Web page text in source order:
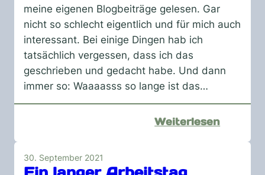
meine eigenen Blogbeiträge gelesen. Gar
nicht so schlecht eigentlich und für mich auch
interessant. Bei einige Dingen hab ich
tatsächlich vergessen, dass ich das
geschrieben und gedacht habe. Und dann
immer so: Waaaasss so lange ist das…
Weiterlesen:
30. September 2021